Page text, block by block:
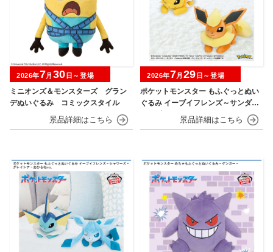
ミニオンズ＆モンスターズ グラン
デぬいぐるみ コミックスタイル
2026年7月 30 日～登場
ポケットモンスター もふぐっとぬい
ぐるみ イーブイフレンズ～サンダー
ス・ブースター～おひるねver.
2026年7月 29 日～登場